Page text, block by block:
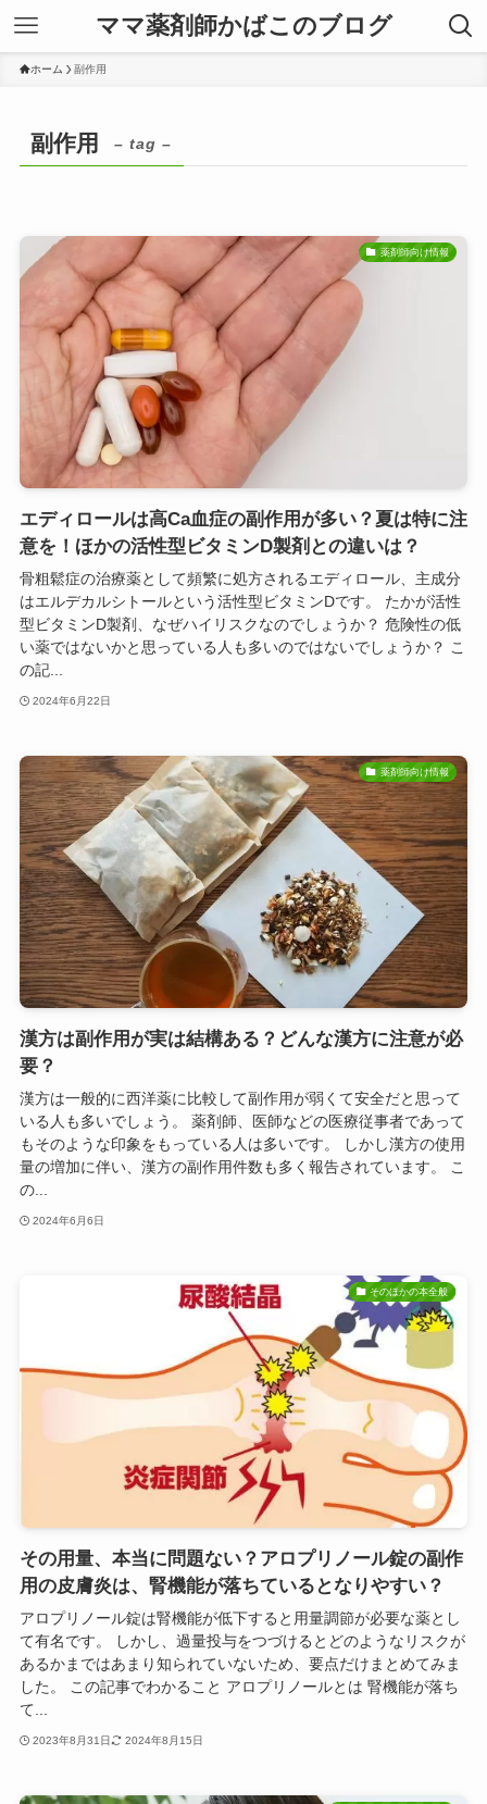
ママ薬剤師かばこのブログ
ホーム 副作用
副作用 – tag –
薬剤師向け情報
エディロールは高Ca血症の副作用が多い？夏は特に注
意を！ほかの活性型ビタミンD製剤との違いは？
骨粗鬆症の治療薬として頻繁に処方されるエディロール、主成分
はエルデカルシトールという活性型ビタミンDです。 たかが活性
型ビタミンD製剤、なぜハイリスクなのでしょうか？ 危険性の低
い薬ではないかと思っている人も多いのではないでしょうか？ こ
の記...
2024年6月22日
薬剤師向け情報
漢方は副作用が実は結構ある？どんな漢方に注意が必
要？
漢方は一般的に西洋薬に比較して副作用が弱くて安全だと思って
いる人も多いでしょう。 薬剤師、医師などの医療従事者であって
もそのような印象をもっている人は多いです。 しかし漢方の使用
量の増加に伴い、漢方の副作用件数も多く報告されています。 こ
の...
2024年6月6日
そのほかの本全般
その用量、本当に問題ない？アロプリノール錠の副作
用の皮膚炎は、腎機能が落ちているとなりやすい？
アロプリノール錠は腎機能が低下すると用量調節が必要な薬とし
て有名です。 しかし、過量投与をつづけるとどのようなリスクが
あるかまではあまり知られていないため、要点だけまとめてみま
した。 この記事でわかること アロプリノールとは 腎機能が落ち
て...
2023年8月31日 2024年8月15日